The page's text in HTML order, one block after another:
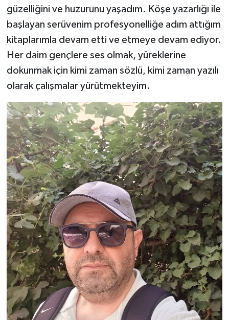
güzelliğini ve huzurunu yaşadım. Köşe yazarlığı ile
başlayan serüvenim profesyonelliğe adım attığım
kitaplarımla devam etti ve etmeye devam ediyor.
Her daim gençlere ses olmak, yüreklerine
dokunmak için kimi zaman sözlü, kimi zaman yazılı
olarak çalışmalar yürütmekteyim.